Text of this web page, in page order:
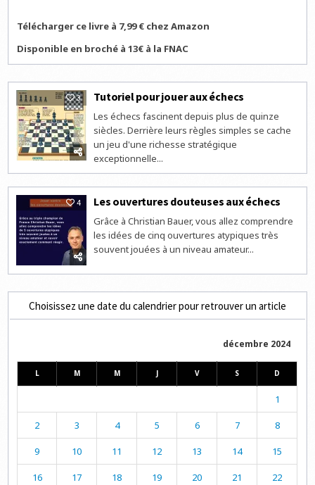
Télécharger ce livre à 7,99 € chez Amazon
Disponible en broché à 13€ à la FNAC
3 Tutoriel pour jouer aux échecs
Les échecs fascinent depuis plus de quinze
siècles. Derrière leurs règles simples se cache
un jeu d'une richesse stratégique
exceptionnelle...
4 Les ouvertures douteuses aux échecs
Grâce à Christian Bauer, vous allez comprendre
les idées de cinq ouvertures atypiques très
souvent jouées à un niveau amateur...
Choisissez une date du calendrier pour retrouver un article
décembre 2024
L M M J V S D
1
2 3 4 5 6 7 8
9 10 11 12 13 14 15
16 17 18 19 20 21 22